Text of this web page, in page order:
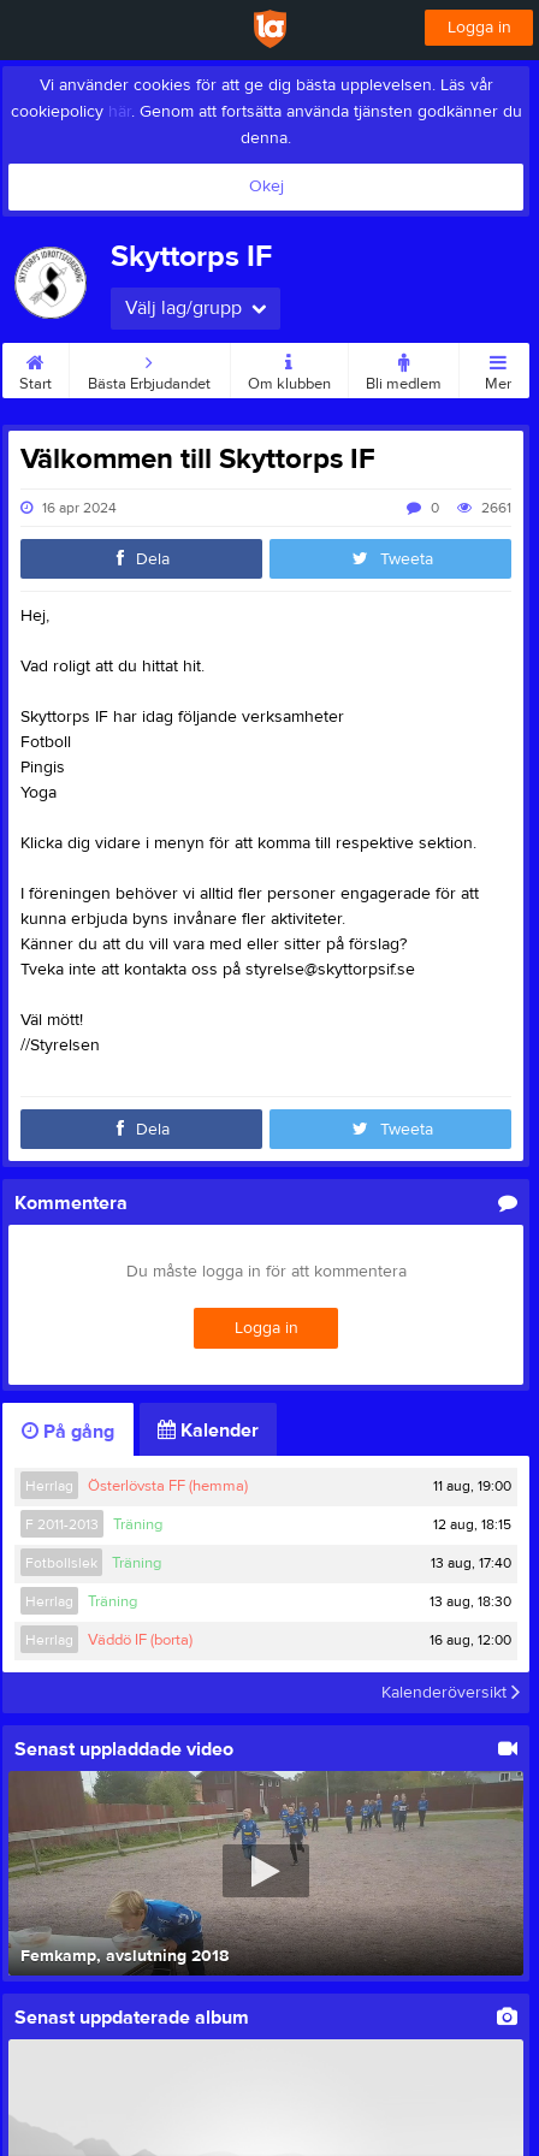
Logga in
Vi använder cookies för att ge dig bästa upplevelsen. Läs vår
cookiepolicy här. Genom att fortsätta använda tjänsten godkänner du
denna.
Okej
Skyttorps IF
Välj lag/grupp
Start Bästa Erbjudandet Om klubben Bli medlem Mer
Välkommen till Skyttorps IF
16 apr 2024 2661
0
Dela Tweeta
Hej,
Vad roligt att du hittat hit.
Skyttorps IF har idag följande verksamheter
Fotboll
Pingis
Yoga
Klicka dig vidare i menyn för att komma till respektive sektion.
I föreningen behöver vi alltid fler personer engagerade för att
kunna erbjuda byns invånare fler aktiviteter.
Känner du att du vill vara med eller sitter på förslag?
Tveka inte att kontakta oss på styrelse@skyttorpsif.se
Väl mött!
//Styrelsen
Dela Tweeta
Kommentera
Du måste logga in för att kommentera
Logga in
På gång Kalender
Herrlag Österlövsta FF (hemma) 11 aug, 19:00
F 2011-2013 Träning 12 aug, 18:15
Fotbollslek Träning 13 aug, 17:40
Herrlag Träning 13 aug, 18:30
Herrlag Väddö IF (borta) 16 aug, 12:00
Kalenderöversikt
Senast uppladdade video
Femkamp, avslutning 2018
Senast uppdaterade album